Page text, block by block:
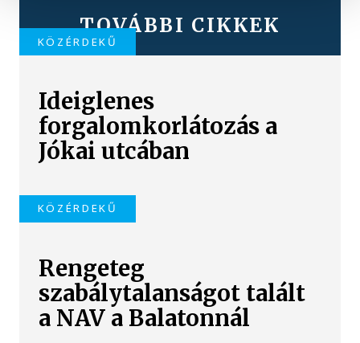
TOVÁBBI CIKKEK
KÖZÉRDEKŰ
Ideiglenes
forgalomkorlátozás a
Jókai utcában
KÖZÉRDEKŰ
Rengeteg
szabálytalanságot talált
a NAV a Balatonnál